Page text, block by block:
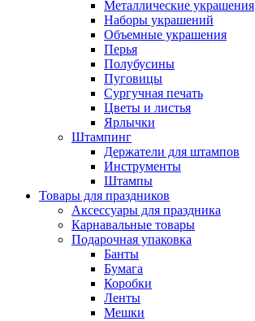
Металлические украшения
Наборы украшений
Объемные украшения
Перья
Полубусины
Пуговицы
Сургучная печать
Цветы и листья
Ярлычки
Штампинг
Держатели для штампов
Инструменты
Штампы
Товары для праздников
Аксессуары для праздника
Карнавальные товары
Подарочная упаковка
Банты
Бумага
Коробки
Ленты
Мешки